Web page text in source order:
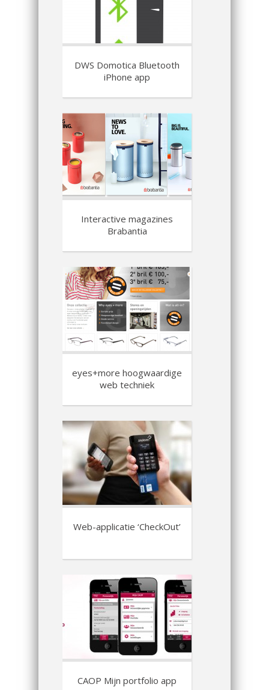
DWS Domotica Bluetooth
iPhone app
Interactive magazines
Brabantia
eyes+more hoogwaardige
web techniek
Web-applicatie ‘CheckOut’
CAOP Mijn portfolio app